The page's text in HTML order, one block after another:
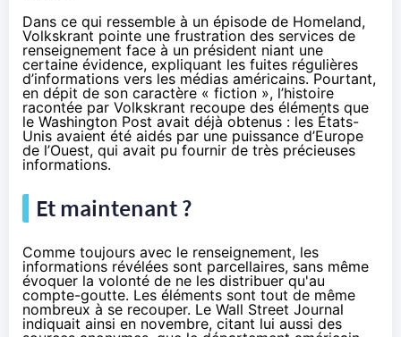
Dans ce qui ressemble à un épisode de Homeland,
Volkskrant pointe une frustration des services de
renseignement face à un président niant une
certaine évidence, expliquant les fuites régulières
d’informations vers les médias américains. Pourtant,
en dépit de son caractère « fiction », l’histoire
racontée par Volkskrant recoupe des éléments que
le Washington Post avait déjà obtenus : les États-
Unis avaient été aidés par une puissance d’Europe
de l’Ouest, qui avait pu fournir de très précieuses
informations.
Et maintenant ?
Comme toujours avec le renseignement, les
informations révélées sont parcellaires, sans même
évoquer la volonté de ne les distribuer qu'au
compte-goutte. Les éléments sont tout de même
nombreux à se recouper. Le Wall Street Journal
indiquait ainsi en novembre, citant lui aussi des